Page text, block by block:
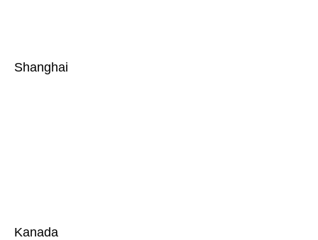
Shanghai
Kanada